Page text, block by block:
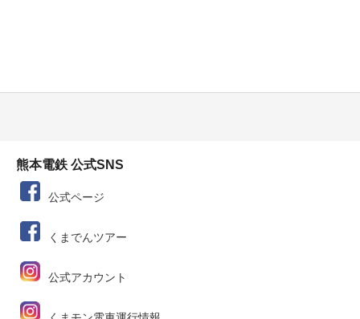
熊本電鉄 公式SNS
公式ページ
くまでんツアー
公式アカウント